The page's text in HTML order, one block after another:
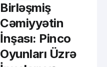
Birləşmiş
Cəmiyyətin
İnşası: Pinco
Oyunları Üzrə